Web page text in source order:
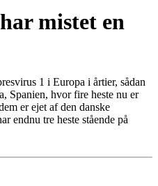
mistet en
1 i Europa i årtier, sådan
Spanien, hvor fire heste nu er
er ejet af den danske
endnu tre heste stående på